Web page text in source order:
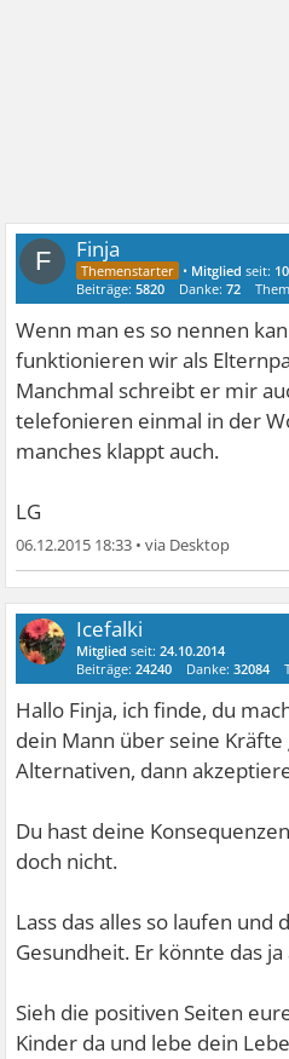
F Finja
• Mitglied seit:
Beiträge:5820 Danke:72
Wenn man es so nennen
funktionieren wir als
Manchmal schreibt er mir
telefonieren einmal in der
manches klappt auch.
LG
06.12.2015 18:33 •
Icefalki
Mitglied seit:24.10.2014
Beiträge:24240 Danke:32084
Hallo Finja, ich finde, du
dein Mann über seine
Alternativen, dann
Du hast deine
doch nicht.
Lass das alles so laufen und
Gesundheit. Er könnte das ja
Sieh die positiven Seiten
Kinder da und lebe dein